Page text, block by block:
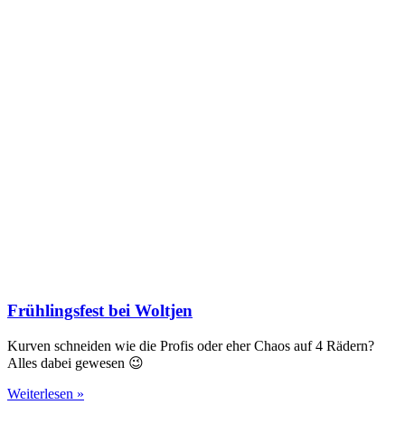
Frühlingsfest bei Woltjen
Kurven schneiden wie die Profis oder eher Chaos auf 4 Rädern?
Alles dabei gewesen 😉
Weiterlesen »